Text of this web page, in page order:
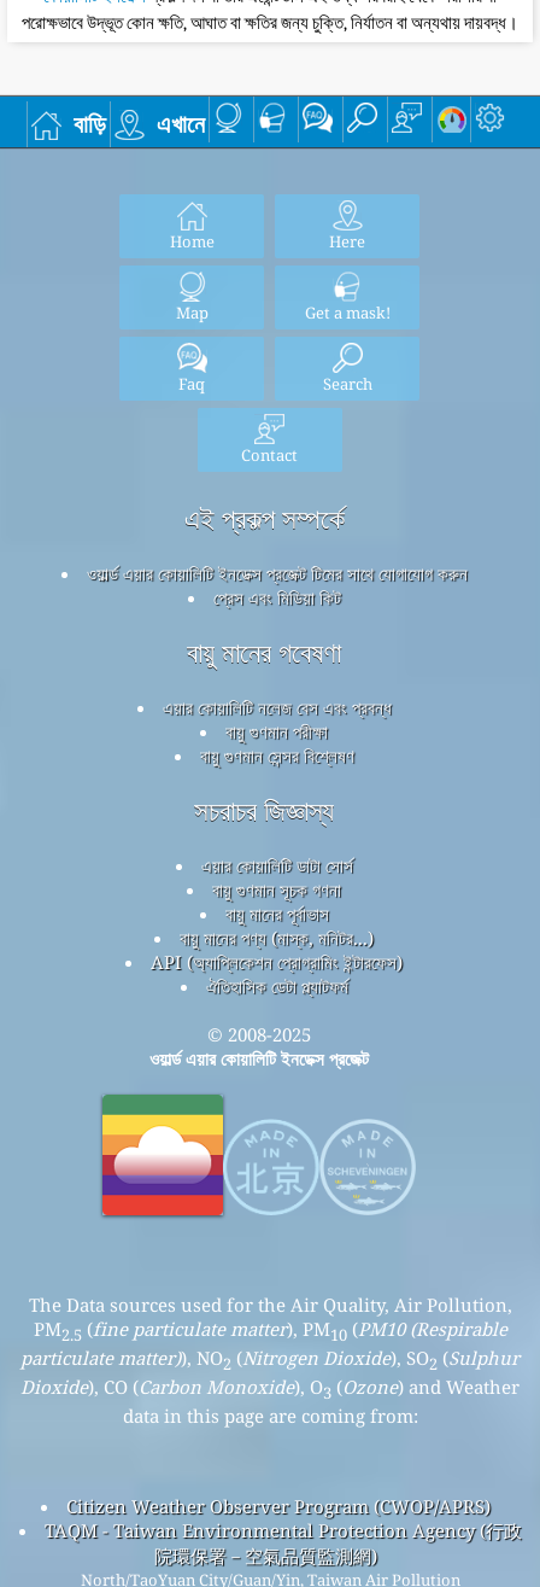
পরোক্ষভাবে উদ্ভূত কোন ক্ষতি, আঘাত বা ক্ষতির জন্য চুক্তি, নির্যাতন বা অন্যথায় দায়বদ্ধ।
বাড়ি এখানে
Home Here
Map Get a mask!
Faq Search
Contact
এই প্রকল্প সম্পর্কে
ওয়ার্ল্ড এয়ার কোয়ালিটি ইনডেক্স প্রজেক্ট টিমের সাথে যোগাযোগ করুন
প্রেস এবং মিডিয়া কিট
বায়ু মানের গবেষণা
এয়ার কোয়ালিটি নলেজ বেস এবং প্রবন্ধ
বায়ু গুণমান পরীক্ষা
বায়ু গুণমান সেন্সর বিশ্লেষণ
সচরাচর জিজ্ঞাস্য
এয়ার কোয়ালিটি ডাটা সোর্স
বায়ু গুণমান সূচক গণনা
বায়ু মানের পূর্বাভাস
বায়ু মানের পণ্য (মাস্ক, মনিটর...)
API (অ্যাপ্লিকেশন প্রোগ্রামিং ইন্টারফেস)
ঐতিহাসিক ডেটা প্ল্যাটফর্ম
© 2008-2025
ওয়ার্ল্ড এয়ার কোয়ালিটি ইনডেক্স প্রজেক্ট
The Data sources used for the Air Quality, Air Pollution,
PM2.5 (fine particulate matter), PM10(PM10 (Respirable
particulate matter)), NO2 (Nitrogen Dioxide), SO2 (Sulphur
Dioxide), CO (Carbon Monoxide), O3 (Ozone) and Weather
data in this page are coming from:
Citizen Weather Observer Program (CWOP/APRS)
TAQM - Taiwan Environmental Protection Agency (行政
院環保署－空氣品質監測網)
North/TaoYuan City/Guan/Yin, Taiwan Air Pollution